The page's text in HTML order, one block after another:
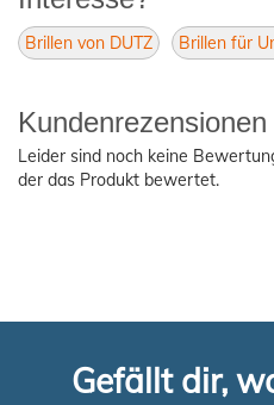
Brillen von DUTZ Brillen für
Kundenrezensionen
Leider sind noch keine
der das Produkt bewertet.
Gefällt dir,